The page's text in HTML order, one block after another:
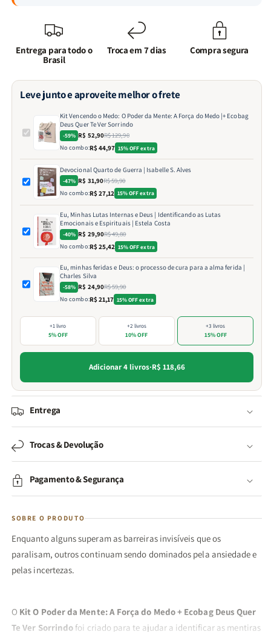
Entrega para todo o
Brasil
Troca em 7 dias Compra segura
Leve junto e aproveite melhor o frete
Kit Vencendo o Medo: O Poder da Mente: A Força do Medo |+ Ecobag
Deus Quer Te Ver Sorrindo
-59% R$ 52,90R$ 129,90
No combo:R$ 44,97 15% OFF extra
Devocional Quarto de Guerra | Isabelle S. Alves
-47% R$ 31,90R$ 59,90
No combo:R$ 27,12 15% OFF extra
Eu, Minhas Lutas Internas e Deus | Identificando as Lutas
Emocionais e Espirituais | Estela Costa
-40% R$ 29,90R$ 49,80
No combo:R$ 25,42 15% OFF extra
Eu, minhas feridas e Deus: o processo de cura para a alma ferida |
Charles Silva
-58% R$ 24,90R$ 59,90
No combo:R$ 21,17 15% OFF extra
+1 livro
5% OFF
+2 livros
10% OFF
+3 livros
15% OFF
Adicionar 4 livros·R$ 118,66
Entrega
Trocas & Devolução
Pagamento & Segurança
SOBRE O PRODUTO
Enquanto alguns superam as barreiras invisíveis que os
paralisam, outros continuam sendo dominados pela ansiedade e
pelas incertezas.
O Kit O Poder da Mente: A Força do Medo + Ecobag Deus Quer
Te Ver Sorrindo foi criado para te ajudar a identificar as mentiras